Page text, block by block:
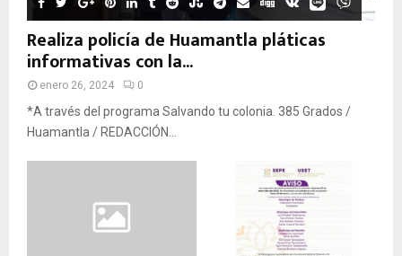
Realiza policía de Huamantla pláticas
informativas con la...
enero 26, 2024 0
*A través del programa Salvando tu colonia. 385 Grados /
Huamantla / REDACCIÓN...